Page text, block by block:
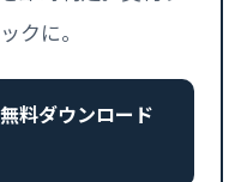
クに。
料ダウンロード